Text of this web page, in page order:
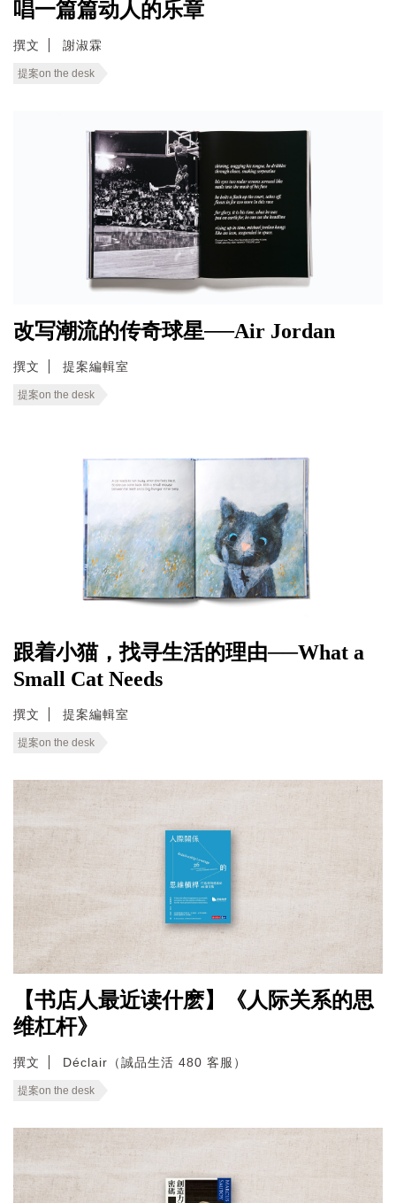
唱一篇篇动人的乐章
撰文 謝淑霖
提案on the desk
改写潮流的传奇球星──Air Jordan
撰文 提案編輯室
提案on the desk
跟着小猫，找寻生活的理由──What a
Small Cat Needs
撰文 提案編輯室
提案on the desk
【书店人最近读什麽】《人际关系的思
维杠杆》
撰文 Déclair（誠品生活 480 客服）
提案on the desk